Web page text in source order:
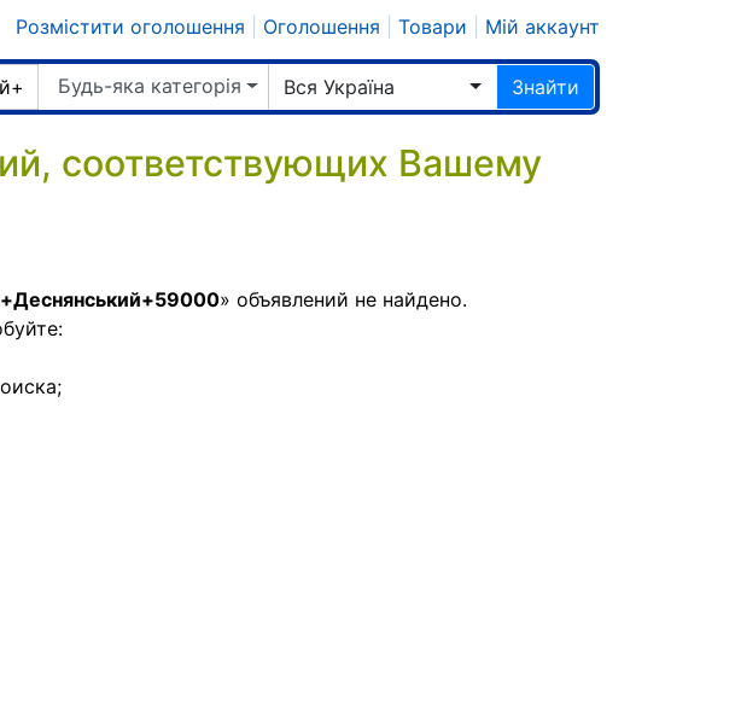
Розмістити оголошення Оголошення Товари Мій аккаунт
Будь-яка категорія Вся Україна Знайти
соответствующих Вашему
» объявлений не найдено.